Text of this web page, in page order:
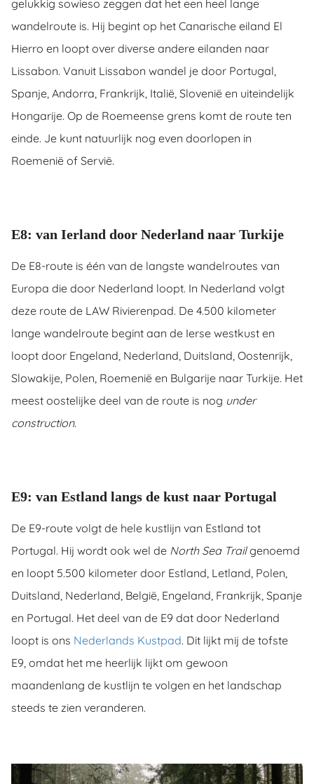
gelukkig sowieso zeggen dat het een heel lange
wandelroute is. Hij begint op het Canarische eiland El
Hierro en loopt over diverse andere eilanden naar
Lissabon. Vanuit Lissabon wandel je door Portugal,
Spanje, Andorra, Frankrijk, Italië, Slovenië en uiteindelijk
Hongarije. Op de Roemeense grens komt de route ten
einde. Je kunt natuurlijk nog even doorlopen in
Roemenië of Servië.
E8: van Ierland door Nederland naar Turkije
De E8-route is één van de langste wandelroutes van
Europa die door Nederland loopt. In Nederland volgt
deze route de LAW Rivierenpad. De 4.500 kilometer
lange wandelroute begint aan de Ierse westkust en
loopt door Engeland, Nederland, Duitsland, Oostenrijk,
Slowakije, Polen, Roemenië en Bulgarije naar Turkije. Het
meest oostelijke deel van de route is nog under
construction.
E9: van Estland langs de kust naar Portugal
De E9-route volgt de hele kustlijn van Estland tot
Portugal. Hij wordt ook wel de North Sea Trailgenoemd
en loopt 5.500 kilometer door Estland, Letland, Polen,
Duitsland, Nederland, België, Engeland, Frankrijk, Spanje
en Portugal. Het deel van de E9 dat door Nederland
loopt is ons Nederlands Kustpad. Dit lijkt mij de tofste
E9, omdat het me heerlijk lijkt om gewoon
maandenlang de kustlijn te volgen en het landschap
steeds te zien veranderen.